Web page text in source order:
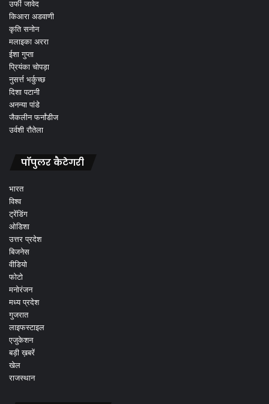
उर्फी जावेद
किआरा अडवाणी
कृति सनोन
मलाइका अररा
ईशा गुप्ता
प्रियंका चोपड़ा
नुसर्त्त भर्कुच्छ
दिशा पटानी
अनन्या पांडे
जैकलीन फर्नांडीज
उर्वशी रौतेला
पॉपुलर कैटेगरी
भारत
विश्व
ट्रेंडिंग
ओडिशा
उत्तर प्रदेश
बिजनेस
वीडियो
फोटो
मनोरंजन
मध्य प्रदेश
गुजरात
लाइफस्टाइल
एजुकेशन
बड़ी ख़बरें
खेल
राजस्थान